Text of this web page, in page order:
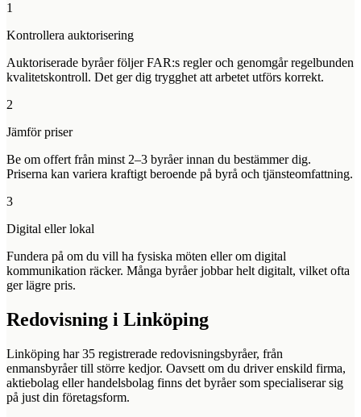
1
Kontrollera auktorisering
Auktoriserade byråer följer FAR:s regler och genomgår regelbunden
kvalitetskontroll. Det ger dig trygghet att arbetet utförs korrekt.
2
Jämför priser
Be om offert från minst 2–3 byråer innan du bestämmer dig.
Priserna kan variera kraftigt beroende på byrå och tjänsteomfattning.
3
Digital eller lokal
Fundera på om du vill ha fysiska möten eller om digital
kommunikation räcker. Många byråer jobbar helt digitalt, vilket ofta
ger lägre pris.
Redovisning i Linköping
Linköping har35 registrerade redovisningsbyråer, från
enmansbyråer till större kedjor. Oavsett om du driver enskild firma,
aktiebolag eller handelsbolag finns det byråer som specialiserar sig
på just din företagsform.